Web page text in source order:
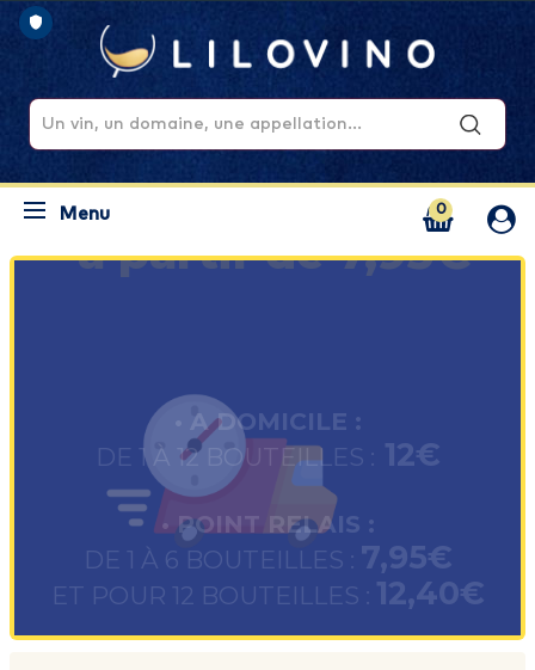
0
Menu
Livraison
• A DOMICILE :
DE 1 À 12 BOUTEILLES : 12€
• POINT RELAIS :
DE 1 À 6 BOUTEILLES : 7,95€
ET POUR 12 BOUTEILLES : 12,40€